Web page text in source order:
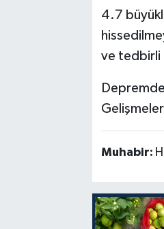
4.7
ve tedbirli
Muhabir: